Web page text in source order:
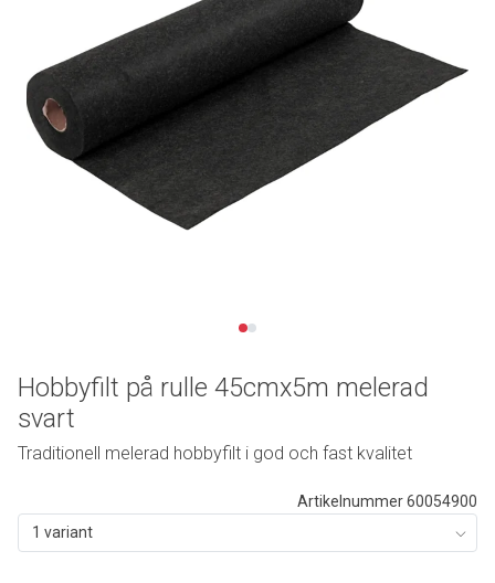
Artikelnummer 60054900
1 variant
Hobbyfilt på rulle 45cmx5m melerad
svart
Traditionell melerad hobbyfilt i god och fast kvalitet